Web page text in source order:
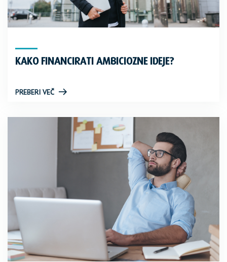
KAKO FINANCIRATI AMBICIOZNE IDEJE?
PREBERI VEČ